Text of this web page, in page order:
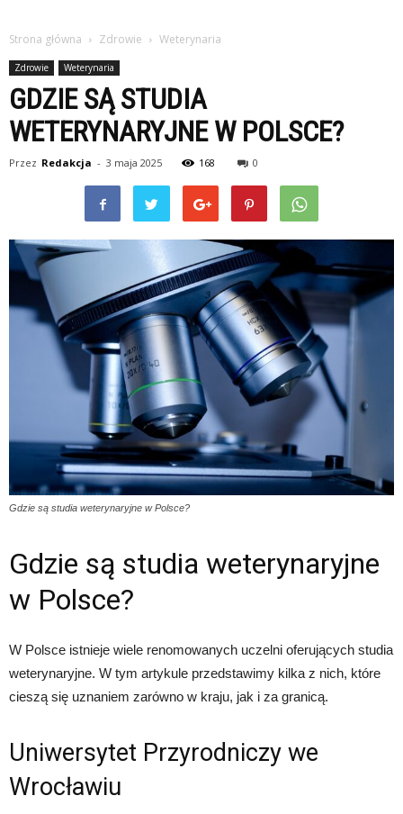
Strona główna Zdrowie Weterynaria
Zdrowie Weterynaria
GDZIE SĄ STUDIA
WETERYNARYJNE W POLSCE?
Przez Redakcja - 3 maja 2025 168 0
Gdzie są studia weterynaryjne w Polsce?
Gdzie są studia weterynaryjne
w Polsce?
W Polsce istnieje wiele renomowanych uczelni oferujących studia
weterynaryjne. W tym artykule przedstawimy kilka z nich, które
cieszą się uznaniem zarówno w kraju, jak i za granicą.
Uniwersytet Przyrodniczy we
Wrocławiu